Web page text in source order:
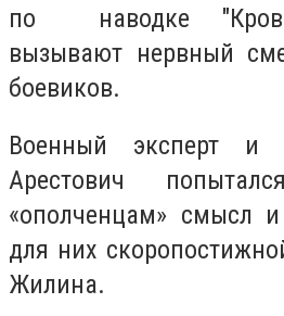
по наводке
вызывают нервный
боевиков.
Военный эксперт и
Арестович
«ополченцам» смысл
для них
Жилина.